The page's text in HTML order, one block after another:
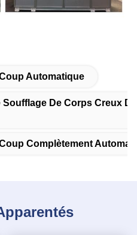
Automatique
Soufflage De Corps Creux
Complètement